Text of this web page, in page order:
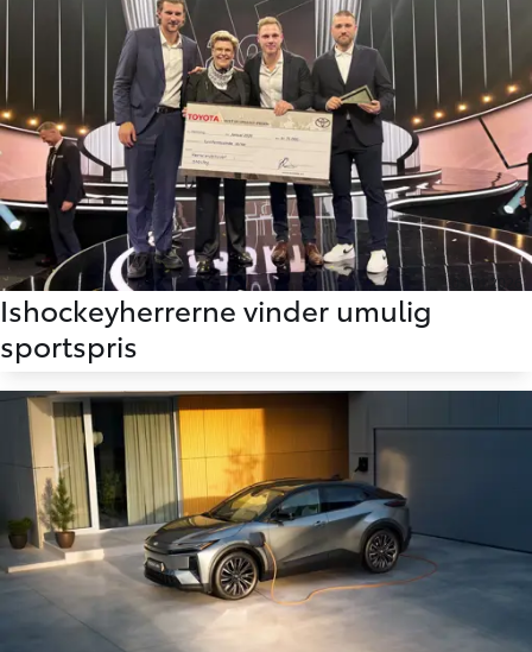
03.01.2026
Ishockeyherrerne vinder umulig
sportspris